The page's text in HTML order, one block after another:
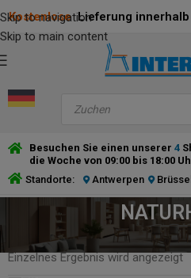
Skip to navigation
Skip to main content
Kostenlose Lieferung innerhalb
Besuchen Sie einen unserer 4
die Woche von 09:00 bis 18:00
Standorte:
Antwerpen
STARTSEITE /PRODUCT RAHMENFARBE/
Einzelnes Ergebnis wird angezeigt